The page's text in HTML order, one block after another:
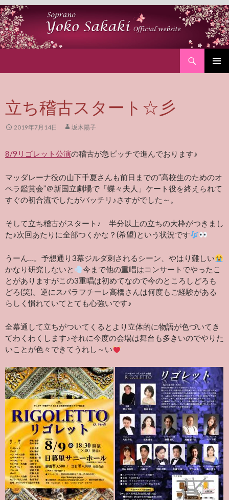
立ち稽古スタート☆彡
2019年7月14日 坂木陽子
8/9リゴレット公演の稽古が急ピッチで進んでおります♪
マッダレーナ役の山下千夏さんも前日までの”高校生のためのオ
ペラ鑑賞会”＠新国立劇場で「蝶々夫人」ケート役を終えられて
すぐの初合流でしたがバッチリ♪さすがでした～。
そして立ち稽古がスタート♪ 半分以上の立ちの大枠がつきまし
た♪次回あたりに全部つくかな？(希望)という状況です
うーん…。予想通り3幕ジルダ刺されるシーン、やはり難しい
かなり研究しないと
今まで他の重唱はコンサートでやったこ
とがありますがこの3重唱は初めてなので今のところしどろも
どろ(笑)。逆にスパラフチーレ高橋さんは何度もご経験がある
らしく慣れていてとても心強いです♪
全幕通して立ちがついてくるとより立体的に物語が色づいてき
てわくわくします♪それに今度の会場は舞台も多きいのでやりた
いことが色々できてうれし～い